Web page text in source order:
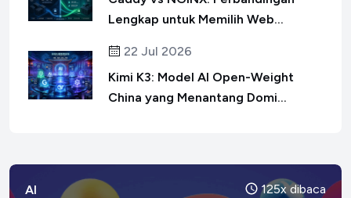
Lengkap untuk Memilih Web...
22 Jul 2026
Kimi K3: Model AI Open-Weight
China yang Menantang Domi...
AI 125x dibaca